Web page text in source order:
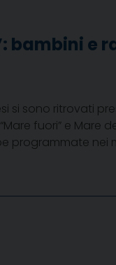
bambini e
sono ritrovati
fuori” e Mare
programmate nei